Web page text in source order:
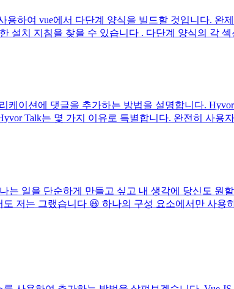
하여 vue에서 다단계 양식을 빌드할 것입니다. 완
설치 지침을 찾을 수 있습니다 . 다단계 양식의 각
이션에 댓글을 추가하는 방법을 설명합니다.
Talk는 몇 가지 이유로 특별합니다. 완전히 사용
일을 단순하게 만들고 싶고 내 생각에 당신도 원
저는 그랬습니다 😃 하나의 구성 요소에서만 사용